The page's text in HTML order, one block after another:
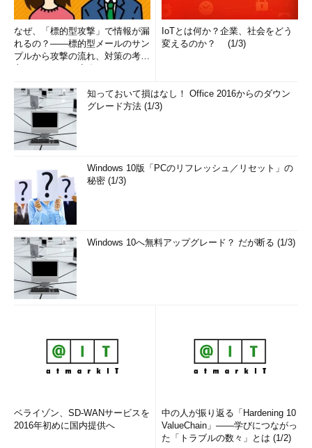
なぜ、「標的型攻撃」で情報が漏
れるの？――標的型メールのサン
プルから攻撃の流れ、対策の考え
IoTとは何か？企業、社会をどう
変えるのか？ (1/3)
知っておいて損はなし！ Office 2016からのダウン
グレード方法 (1/3)
Windows 10版「PCのリフレッシュ／リセット」の
秘密 (1/3)
Windows 10へ無料アップグレード？ だが断る (1/3)
ベライゾン、SD-WANサービスを
2016年初めに国内提供へ
中の人が振り返る「Hardening 10
ValueChain」――学びにつながっ
た「トラブルの数々」とは (1/2)